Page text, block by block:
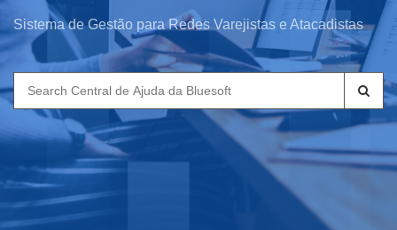
Sistema de Gestão para Redes Varejistas e Atacadistas
Search
for: